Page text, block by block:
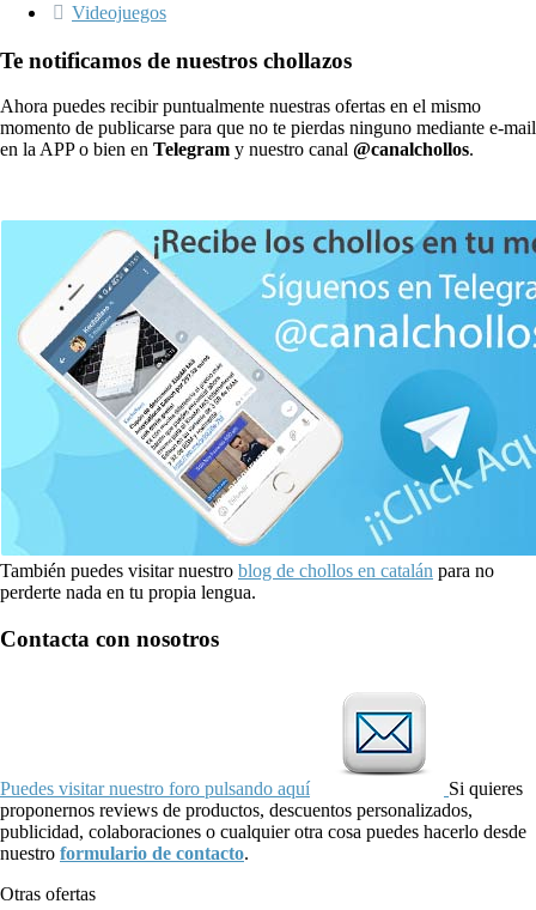
Videojuegos
Te notificamos de nuestros chollazos
Ahora puedes recibir puntualmente nuestras ofertas en el mismo
momento de publicarse para que no te pierdas ninguno mediante e-mail
en la APP o bien en Telegram y nuestro canal @canalchollos.
También puedes visitar nuestro blog de chollos en catalán para no
perderte nada en tu propia lengua.
Contacta con nosotros
Puedes visitar nuestro foro pulsando aquí
Si quieres
proponernos reviews de productos, descuentos personalizados,
publicidad, colaboraciones o cualquier otra cosa puedes hacerlo desde
nuestro formulario de contacto.
Otras ofertas